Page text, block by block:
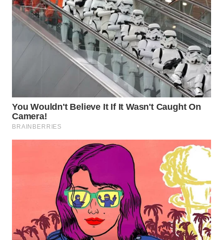
DANAU
TOBA
WN
NIAS
WN
TAPANULI
KARO